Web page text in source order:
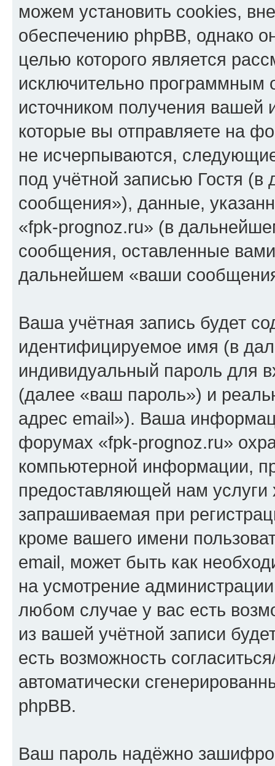
можем установить cookies,
обеспечению phpBB, однако
целью которого является
исключительно программным
источником получения
которые вы отправляете на
не исчерпываются,
под учётной записью Гостя
сообщения»), данные,
«fpk-prognoz.ru» (в
сообщения, оставленные
дальнейшем «ваши
Ваша учётная запись будет
идентифицируемое имя (в
индивидуальный пароль для
(далее «ваш пароль») и
адрес email»). Ваша
форумах «fpk-prognoz.ru»
компьютерной информации,
предоставляющей нам
запрашиваемая при
кроме вашего имени
email, может быть как
на усмотрение
любом случае у вас есть
из вашей учётной записи
есть возможность
автоматически
phpBB.
Ваш пароль надёжно